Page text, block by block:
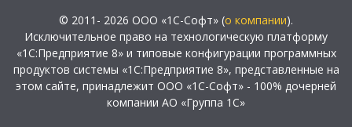
© 2011- 2026 ООО «1С-Софт» (о компании).
Исключительное право на технологическую платформу
«1С:Предприятие 8» и типовые конфигурации программных
продуктов системы «1С:Предприятие 8», представленные на
этом сайте, принадлежит ООО «1С-Софт» - 100% дочерней
компании АО «Группа 1С»